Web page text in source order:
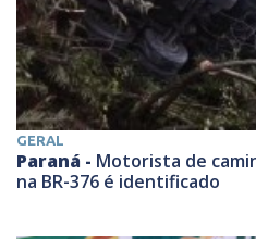
GERAL
Paraná - Motorista de
na BR-376 é identificado